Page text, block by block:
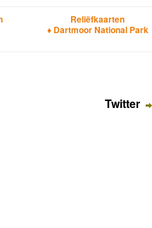
Reliëfkaarten
♦ Dartmoor National Park
Twitter